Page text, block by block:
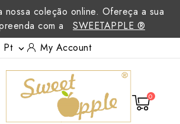
nossa coleção online. Ofereça a sua
com a
SWEETAPPLE ®
Pt  My Account
0